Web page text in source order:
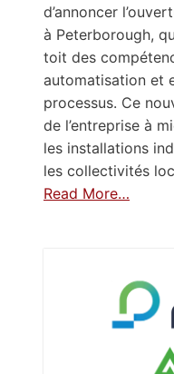
d’annoncer
à Peterborough,
toit des
automatisation et
processus. Ce
de l’entreprise à
les installations
les collectivités
Read More…